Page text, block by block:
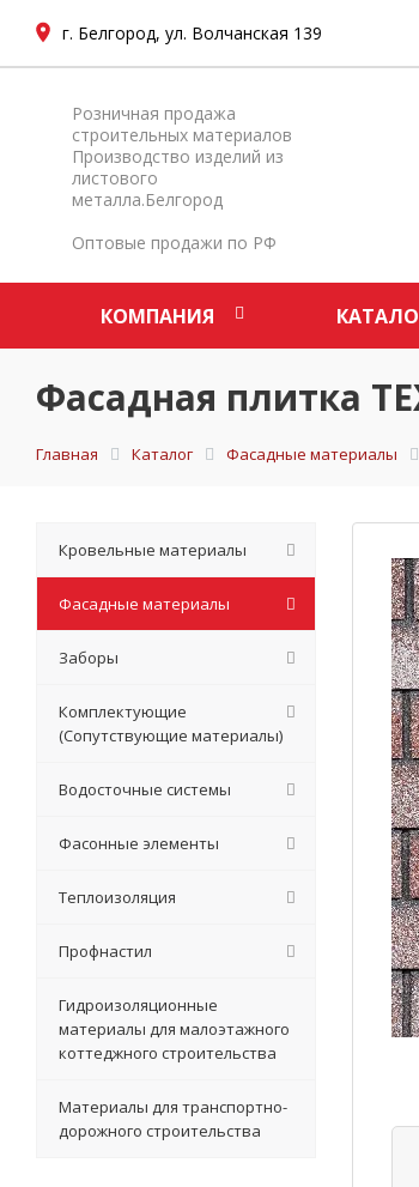
г. Белгород, ул. Волчанская 139
Розничная продажа
строительных материалов
Производство изделий из
листового
металла.Белгород
Оптовые продажи по РФ
КОМПАНИЯ
Фасадная плитка
Главная Каталог Фасадные материалы
Кровельные материалы
Фасадные материалы
Заборы
Комплектующие
(Сопутствующие материалы)
Водосточные системы
Фасонные элементы
Теплоизоляция
Профнастил
Гидроизоляционные
материалы для малоэтажного
коттеджного строительства
Материалы для транспортно-
дорожного строительства